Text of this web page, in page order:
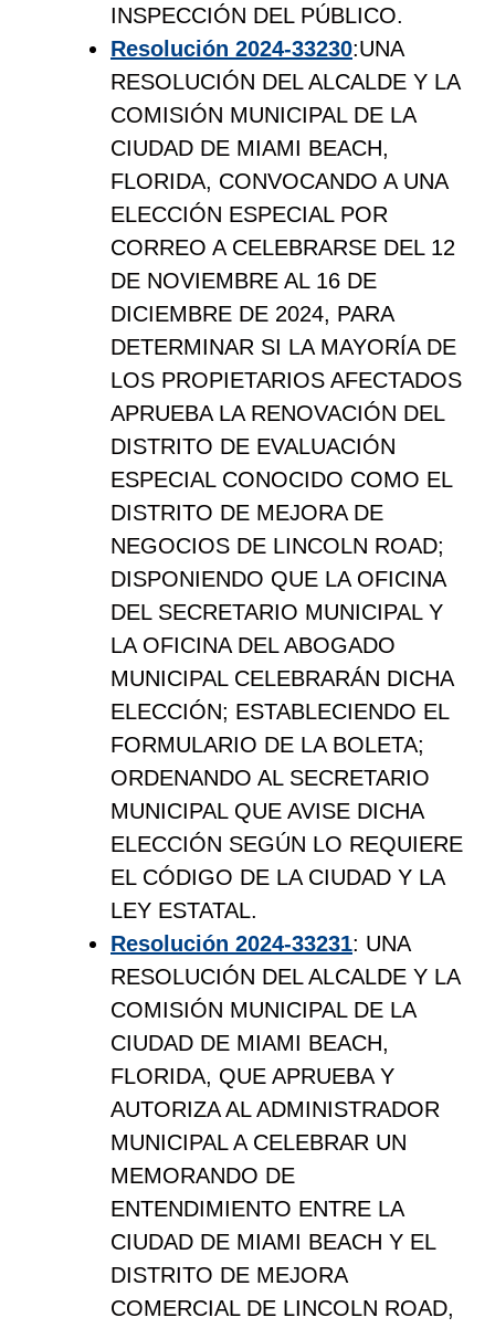
INSPECCIÓN DEL PÚBLICO.
Resolución 2024-33230:UNA
RESOLUCIÓN DEL ALCALDE Y LA
COMISIÓN MUNICIPAL DE LA
CIUDAD DE MIAMI BEACH,
FLORIDA, CONVOCANDO A UNA
ELECCIÓN ESPECIAL POR
CORREO A CELEBRARSE DEL 12
DE NOVIEMBRE AL 16 DE
DICIEMBRE DE 2024, PARA
DETERMINAR SI LA MAYORÍA DE
LOS PROPIETARIOS AFECTADOS
APRUEBA LA RENOVACIÓN DEL
DISTRITO DE EVALUACIÓN
ESPECIAL CONOCIDO COMO EL
DISTRITO DE MEJORA DE
NEGOCIOS DE LINCOLN ROAD;
DISPONIENDO QUE LA OFICINA
DEL SECRETARIO MUNICIPAL Y
LA OFICINA DEL ABOGADO
MUNICIPAL CELEBRARÁN DICHA
ELECCIÓN; ESTABLECIENDO EL
FORMULARIO DE LA BOLETA;
ORDENANDO AL SECRETARIO
MUNICIPAL QUE AVISE DICHA
ELECCIÓN SEGÚN LO REQUIERE
EL CÓDIGO DE LA CIUDAD Y LA
LEY ESTATAL.
Resolución 2024-33231: UNA
RESOLUCIÓN DEL ALCALDE Y LA
COMISIÓN MUNICIPAL DE LA
CIUDAD DE MIAMI BEACH,
FLORIDA, QUE APRUEBA Y
AUTORIZA AL ADMINISTRADOR
MUNICIPAL A CELEBRAR UN
MEMORANDO DE
ENTENDIMIENTO ENTRE LA
CIUDAD DE MIAMI BEACH Y EL
DISTRITO DE MEJORA
COMERCIAL DE LINCOLN ROAD,